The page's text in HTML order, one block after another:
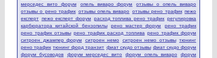
мерседес вито форум
опель виваро форум
отзывы о опель виваро
отзывы о рено трафик отзывы опель виваро отзывы рено трафик пежо
експерт пежо експерт форум расход топлива рено трафик регулировка
карбюратора китайской бензопилы
рено мастер форум
рено трафик
рено трафик отзывы рено трафик расход топлива рено трафик форум
ситроен джампер форум
ситроен немо ситроен немо отзывы тюнинг
рено трафик тюнинг форд транзит фиат скудо отзывы фиат скудо форум
форум бусоводов
форум мерседес вито форум опель виваро
форум